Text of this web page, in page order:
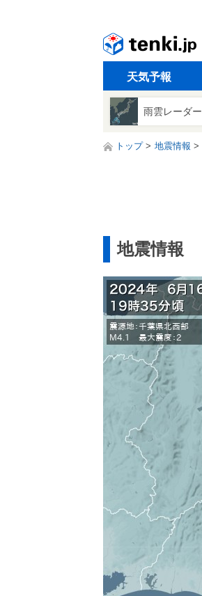
天気予報
雨雲レーダー
トップ 地震情報
地震情報